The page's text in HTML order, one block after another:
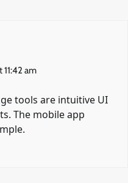
am
tools are intuitive UI
The mobile app